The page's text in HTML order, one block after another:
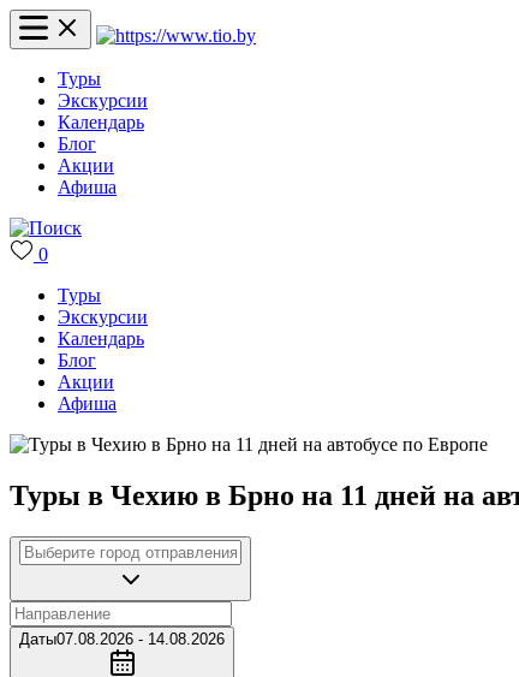
Туры
Экскурсии
Календарь
Блог
Акции
Афиша
0
Туры
Экскурсии
Календарь
Блог
Акции
Афиша
Туры в Чехию в Брно на 11 дней на
Даты07.08.2026 - 14.08.2026